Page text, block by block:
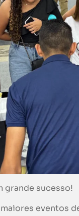
grande sucesso!
eventos